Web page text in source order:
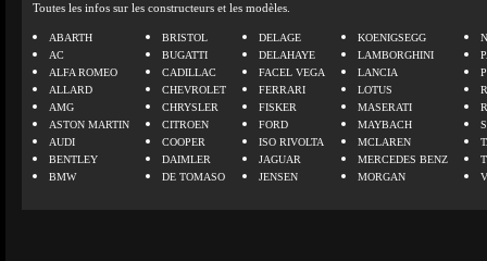
Toutes les infos sur les constructeurs et les modèles.
ABARTH
AC
ALFA ROMEO
ALLARD
AMG
ASTON MARTIN
AUDI
BENTLEY
BMW
BRISTOL
BUGATTI
CADILLAC
CHEVROLET
CHRYSLER
CITROEN
COOPER
DAIMLER
DE TOMASO
DELAGE
DELAHAYE
FACEL VEGA
FERRARI
FISKER
FORD
ISO RIVOLTA
JAGUAR
JENSEN
KOENIGSEGG
LAMBORGHINI
LANCIA
LOTUS
MASERATI
MAYBACH
MCLAREN
MERCEDES BENZ
MORGAN